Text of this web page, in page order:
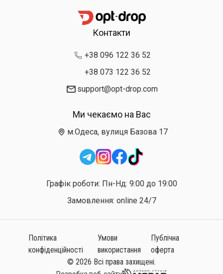
Контакти
+38 096 122 36 52
+38 073 122 36 52
support@opt-drop.com
Ми чекаємо на Вас
м.Одеса, вулиця Базова 17
Графік роботи: Пн-Нд: 9:00 до 19:00
Замовлення: online 24/7
Політика
конфіденційності
Умови
використання
Публічна
оферта
© 2026 Всі права захищені.